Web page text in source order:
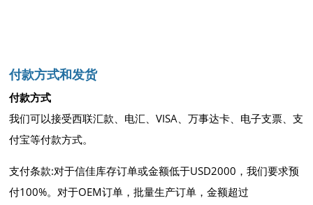
付款方式和发货
付款方式
我们可以接受西联汇款、电汇、VISA、万事达卡、电子支票、支
付宝等付款方式。
支付条款:对于信佳库存订单或金额低于USD2000，我们要求预
付100%。对于OEM订单，批量生产订单，金额超过